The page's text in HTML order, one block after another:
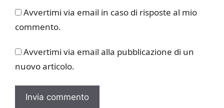
Avvertimi via email in caso di risposte al mio
commento.
Avvertimi via email alla pubblicazione di un
nuovo articolo.